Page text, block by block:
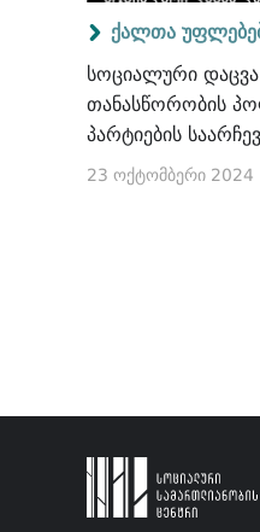
ქალთა
სოციალური
თანასწორობის
პარტიების
23 ოქტომბერი 2024